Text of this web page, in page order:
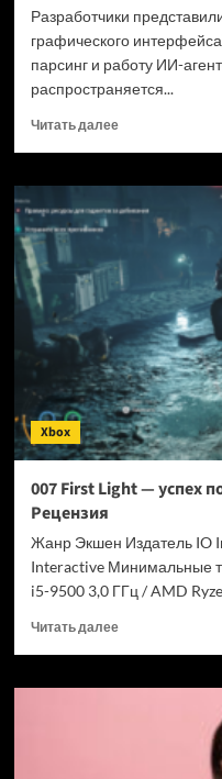
Разработчики
графического
парсинг и работу ИИ-
распространяется...
Читать далееПрочитать
Новый
браузер
помогает
ботам
обходить
антибот-
защиту
—
и
грузит
страницы
в
шесть
быстрее
Xbox
007 First Light — успех
Рецензия
Жанр Экшен Издатель IO
Interactive Минимальные
i5-9500 3,0 ГГц / AMD
Читать далееПрочитать
007